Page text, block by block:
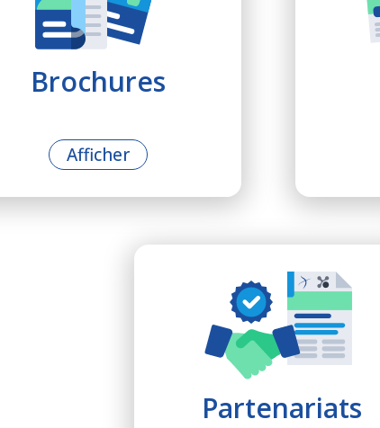
Brochures
Afficher
Partenariats